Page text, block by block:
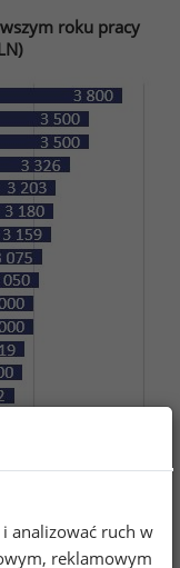
roku pracy
analizować ruch w
reklamowym